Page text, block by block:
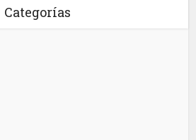
Categorías